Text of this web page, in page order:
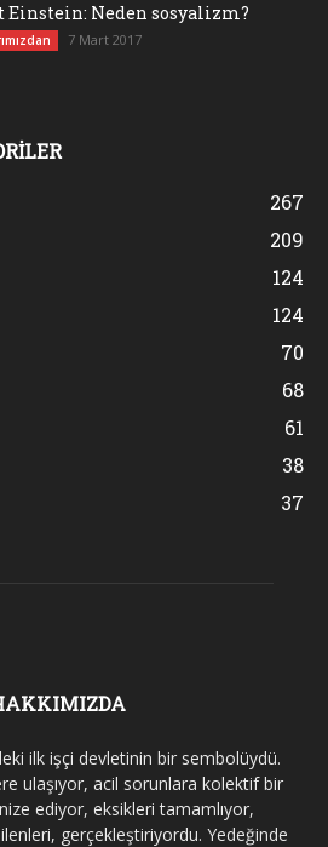
Einstein: Neden sosyalizm?
7 Mart 2017
267
209
124
124
70
68
61
38
37
ilk işçi devletinin bir sembolüydü.
ulaşıyor, acil sorunlara kolektif bir
ediyor, eksikleri tamamlıyor,
gerçekleştiriyordu. Yedeğinde